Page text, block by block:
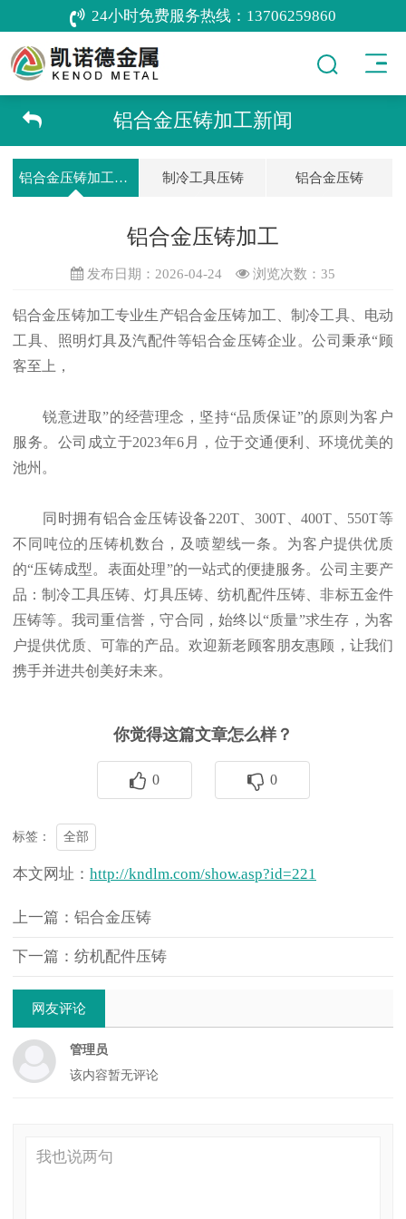
24小时免费服务热线： 13706259860
铝合金压铸加工新闻
铝合金压铸加工新闻 制冷工具压铸 铝合金压铸
铝合金压铸加工
发布日期：2026-04-24 浏览次数： 35
铝合金压铸加工专业生产铝合金压铸加工、制冷工具、电动
工具、照明灯具及汽配件等铝合金压铸企业。公司秉承“顾
客至上，
锐意进取”的经营理念，坚持“品质保证”的原则为客户
服务。公司成立于2023年6月，位于交通便利、环境优美的
池州。
同时拥有铝合金压铸设备220T、300T、400T、550T等
不同吨位的压铸机数台，及喷塑线一条。为客户提供优质
的“压铸成型。表面处理”的一站式的便捷服务。公司主要产
品：制冷工具压铸、灯具压铸、纺机配件压铸、非标五金件
压铸等。我司重信誉，守合同，始终以“质量”求生存，为客
户提供优质、可靠的产品。欢迎新老顾客朋友惠顾，让我们
携手并进共创美好未来。
你觉得这篇文章怎么样？
0 0
标签： 全部
本文网址： http://kndlm.com/show.asp?id=221
上一篇：铝合金压铸
下一篇：纺机配件压铸
网友评论
管理员
该内容暂无评论